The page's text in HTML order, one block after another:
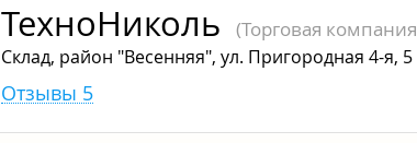
ТехноНиколь (Торговая
Склад, район "Весенняя", ул. Пригородная 4-я, 5
Отзывы 5